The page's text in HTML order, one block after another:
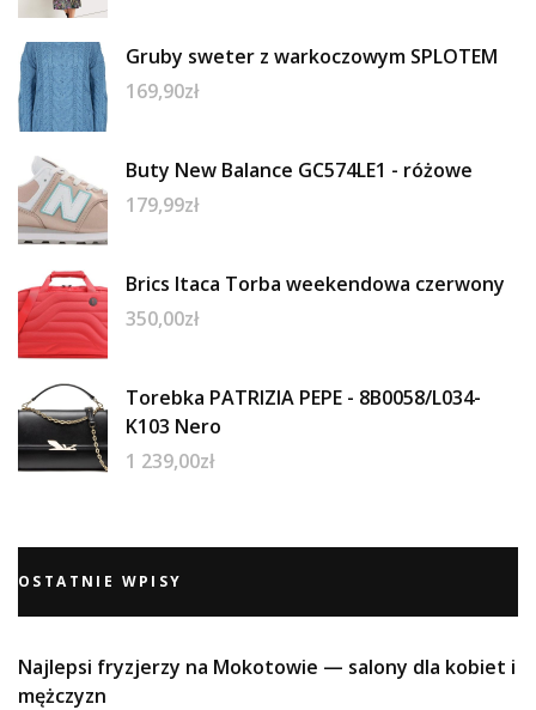
Gruby sweter z warkoczowym SPLOTEM
169,90zł
Buty New Balance GC574LE1 - różowe
179,99zł
Brics Itaca Torba weekendowa czerwony
350,00zł
Torebka PATRIZIA PEPE - 8B0058/L034-
K103 Nero
1 239,00zł
OSTATNIE WPISY
Najlepsi fryzjerzy na Mokotowie — salony dla kobiet i
mężczyzn